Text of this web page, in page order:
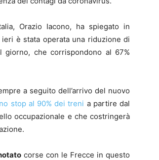
Orazio Iacono, ha spiegato in
è stata operata una riduzione di
che corrispondono al 67%
a seguito dell’arrivo del nuovo
stop al 90% dei treni a partire dal
occupazionale e che costringerà
corse con le Frecce in questo